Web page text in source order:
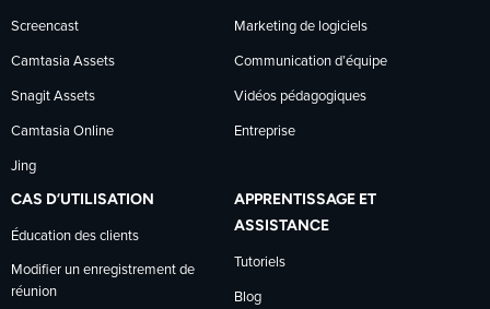
Screencast
Camtasia Assets
Snagit Assets
Camtasia Online
Jing
Marketing de logiciels
Communication d’équipe
Vidéos pédagogiques
Entreprise
CAS D’UTILISATION
Éducation des clients
Modifier un enregistrement de
réunion
APPRENTISSAGE ET
ASSISTANCE
Tutoriels
Blog